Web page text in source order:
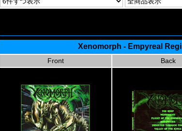
Xenomorph - Empyreal
Front Back